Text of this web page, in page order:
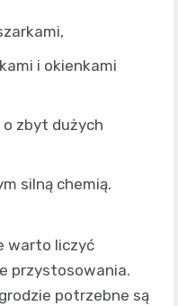
i okienkami
zbyt dużych
silną chemią.
warto liczyć
przystosowania.
potrzebne są